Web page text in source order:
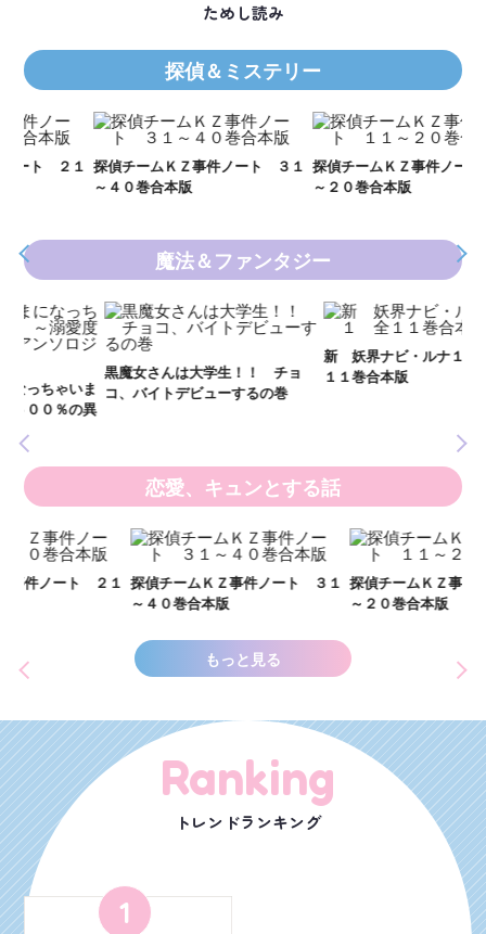
ためし読み
探偵＆ミステリー
探偵チームＫＺ事件ノート ３１
～４０巻合本版
探偵チームＫＺ事件ノート １１
～２０巻合本版
魔法＆ファンタジー
黒魔女さんは大学生！！ チョ
コ、バイトデビューするの巻
新 妖界ナビ・ルナ１～１１ 全
１１巻合本版
恋愛、キュンとする話
探偵チームＫＺ事件ノート ３１ 探偵チームＫＺ事件ノート １１
もっと見る
Ranking
トレンドランキング
1